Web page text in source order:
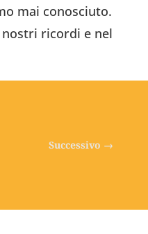
mai conosciuto.
nostri ricordi e nel
Successivo →